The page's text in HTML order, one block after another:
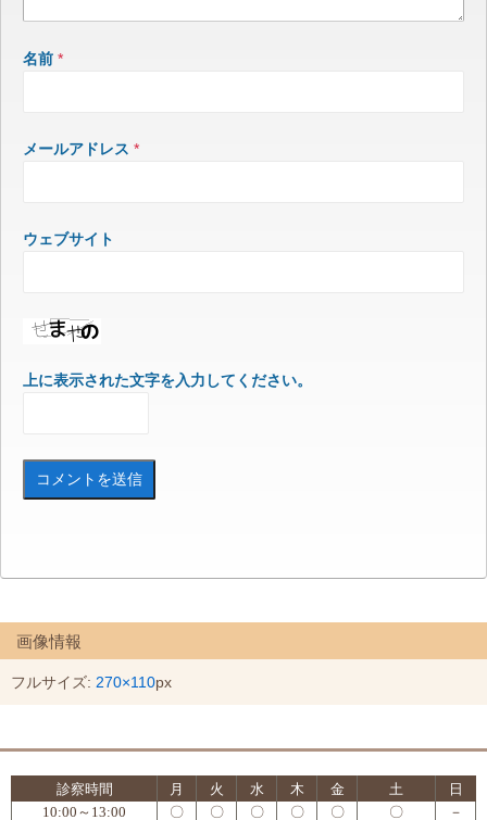
名前 *
メールアドレス *
ウェブサイト
上に表示された文字を入力してください。
画像情報
フルサイズ: 270×110px
診察時間 月 火 水 木 金 土
日
10:00～13:00
〇 〇 〇 〇 〇 〇 －